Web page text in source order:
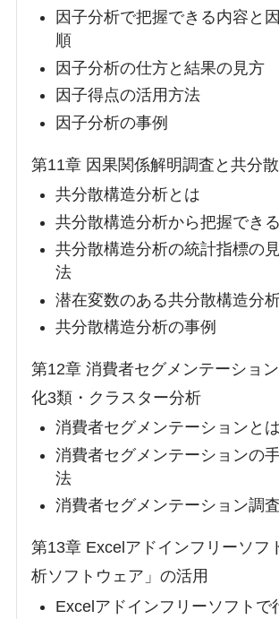
因子分析で把握できる内容と
順
因子分析の仕方と結果の見方
因子得点の活用方法
因子分析の事例
第11章 因果関係解明調査と共分
共分散構造分析とは
共分散構造分析から把握でき
共分散構造分析の統計指標の
法
潜在変数のある共分散構造分
共分散構造分析の事例
第12章 消費者セグメンテーショ
化3類・クラスター分析
消費者セグメンテーションとは
消費者セグメンテーションの
法
消費者セグメンテーション調
第13章 Excelアドインフリーソフ
析ソフトウェア」の活用
Excelアドインフリーソフトで